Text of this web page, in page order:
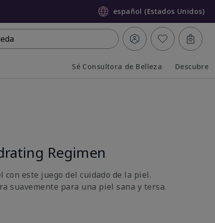
español (Estados Unidos)
Sé Consultora de Belleza Descubre
Regimen
este juego del cuidado de la piel.
suavemente para una piel sana y tersa.